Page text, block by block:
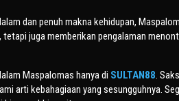
dan penuh makna kehidupan,
juga memberikan pengalaman
Maspalomas hanya di SULTAN88.
arti kebahagiaan yang sesungguhnya.